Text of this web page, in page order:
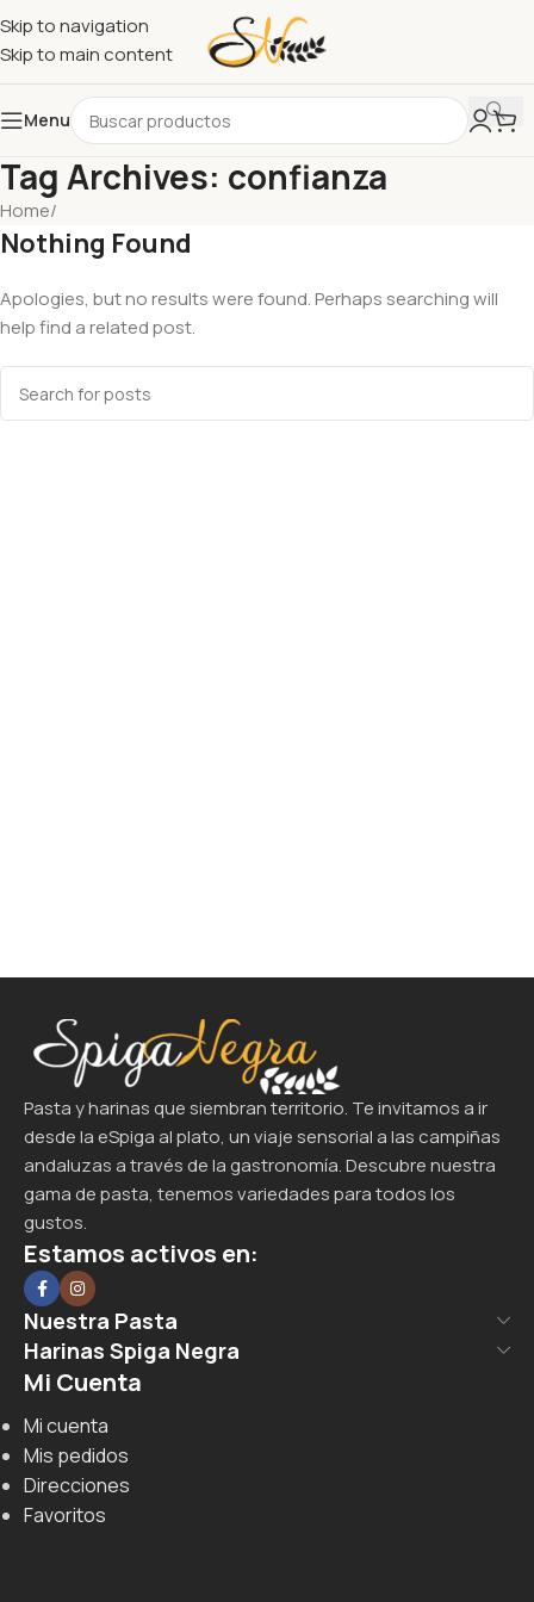
Skip to navigation
Skip to main content
Menu
Tag Archives: confianza
Home/
Nothing Found
Apologies, but no results were found. Perhaps searching will
help find a related post.
Pasta y harinas que siembran territorio. Te invitamos a ir
desde la eSpiga al plato, un viaje sensorial a las campiñas
andaluzas a través de la gastronomía. Descubre nuestra
gama de pasta, tenemos variedades para todos los
gustos.
Estamos activos en:
Nuestra Pasta
Harinas Spiga Negra
Mi Cuenta
Mi cuenta
Mis pedidos
Direcciones
Favoritos